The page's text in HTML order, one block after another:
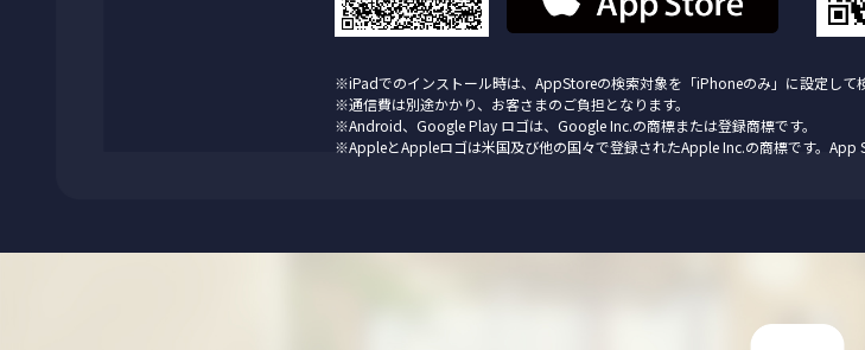
※iPadでのインストール時は、AppStoreの検索対象を「iPhoneのみ」に設定して
※通信費は別途かかり、お客さまのご負担となります。
※Android、Google Play ロゴは、Google Inc.の商標または登録商標です。
※AppleとAppleロゴは米国及び他の国々で登録されたApple Inc.の商標です。App